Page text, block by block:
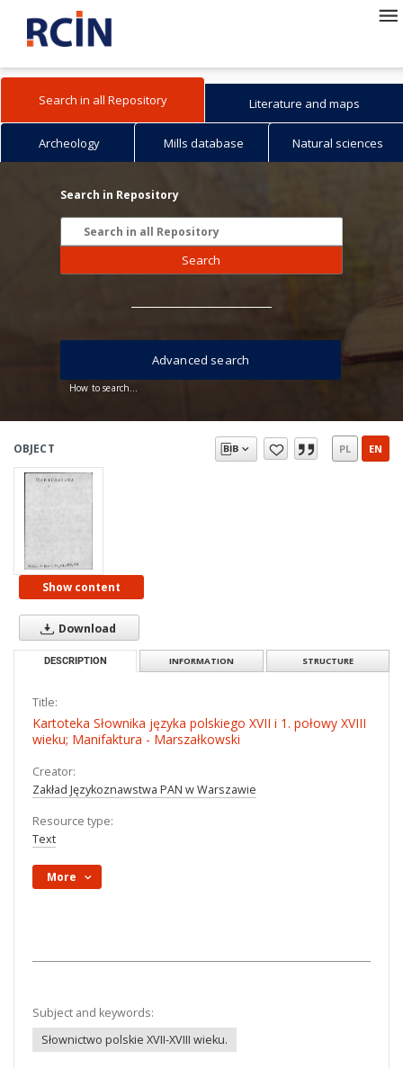
Search in all Repository Literature and maps
Archeology Mills database Natural sciences
Search in Repository
Search
How to search...
Advanced search
OBJECT PL EN
Show content
Download
DESCRIPTION INFORMATION STRUCTURE
Title:
Kartoteka Słownika języka polskiego XVII i 1. połowy XVIII
wieku; Manifaktura - Marszałkowski
Creator:
Zakład Językoznawstwa PAN w Warszawie
Resource type:
Text
More
Subject and keywords:
Słownictwo polskie XVII-XVIII wieku.